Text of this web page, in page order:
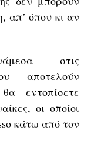
απ’ όπου κι αν
στις
αποτελούν
εντοπίσετε
οι οποίοι
κάτω από τον